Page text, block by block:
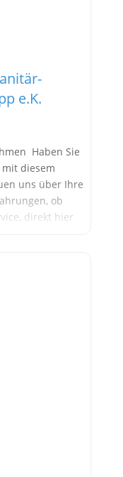
e.K.
Haben Sie
diesem
uns über Ihre
ob
direkt hier